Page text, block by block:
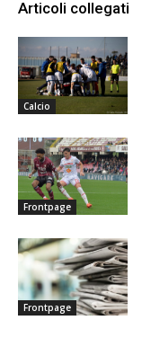
Articoli collegati
Calcio
Frontpage
Frontpage